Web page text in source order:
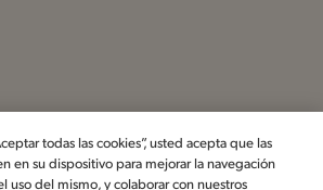
todas las cookies”, usted acepta que las
en su dispositivo para mejorar la navegación
uso del mismo, y colaborar con nuestros